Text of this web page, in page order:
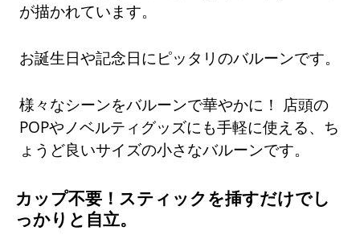
が描かれています。
お誕生日や記念日にピッタリのバルーンです。
様々なシーンをバルーンで華やかに！ 店頭の
POPやノベルティグッズにも手軽に使える、ち
ょうど良いサイズの小さなバルーンです。
カップ不要！スティックを挿すだけでし
っかりと自立。